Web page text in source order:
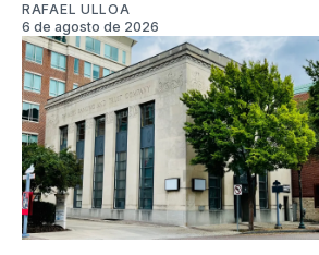
RAFAEL ULLOA
6 de agosto de 2026